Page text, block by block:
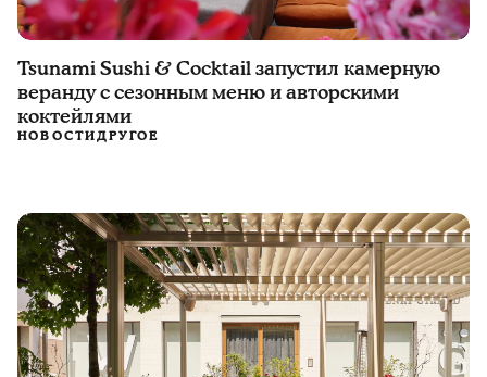
Tsunami Sushi & Cocktail запустил камерную
веранду с сезонным меню и авторскими
коктейлями
НОВОСТИДРУГОЕ